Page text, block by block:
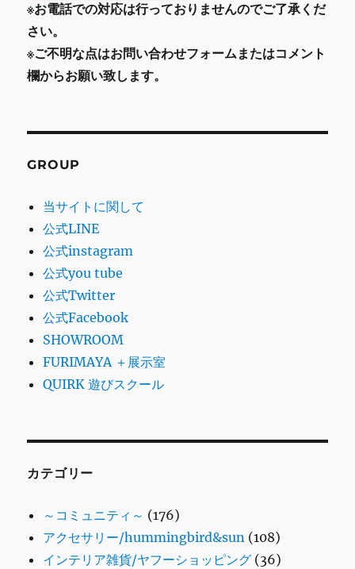
※お電話での対応は行っておりませんのでご了承くだ
さい。
※ご不明な点はお問い合わせフォームまたはコメント
欄からお願い致します。
GROUP
当サイトに関して
公式LINE
公式instagram
公式you tube
公式Twitter
公式Facebook
SHOWROOM
FURIMAYA ＋展示室
QUIRK 遊びスクール
カテゴリー
～コミュニティ～ (176)
アクセサリー/hummingbird&sun (108)
インテリア雑貨/ヤフーショッピング (36)